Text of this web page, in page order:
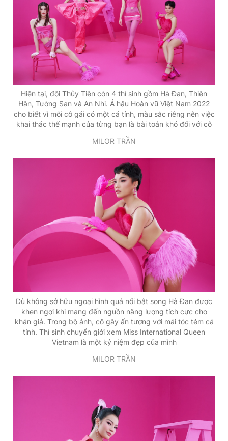
Hiện tại, đội Thủy Tiên còn 4 thí sinh gồm Hà Đan, Thiên
Hân, Tường San và An Nhi. Á hậu Hoàn vũ Việt Nam 2022
cho biết vì mỗi cô gái có một cá tính, màu sắc riêng nên việc
khai thác thế mạnh của từng bạn là bài toán khó đối với cô
MILOR TRẦN
Dù không sở hữu ngoại hình quá nổi bật song Hà Đan được
khen ngợi khi mang đến nguồn năng lượng tích cực cho
khán giả. Trong bộ ảnh, cô gây ấn tượng với mái tóc tém cá
tính. Thí sinh chuyển giới xem Miss International Queen
Vietnam là một kỷ niệm đẹp của mình
MILOR TRẦN